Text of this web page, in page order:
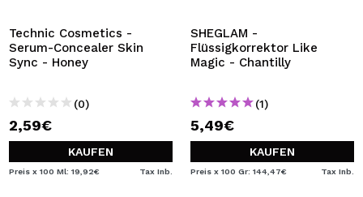
Technic Cosmetics -
Serum-Concealer Skin
Sync - Honey
(0)
2,59€
KAUFEN
Preis x 100 Ml: 19,92€ Tax Inb.
SHEGLAM -
Flüssigkorrektor Like
Magic - Chantilly
(1)
5,49€
KAUFEN
Preis x 100 Gr: 144,47€ Tax Inb.